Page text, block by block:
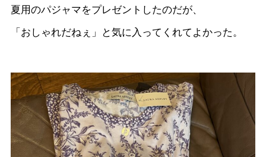
夏用のパジャマをプレゼントしたのだが、
「おしゃれだねぇ」と気に入ってくれてよかった。